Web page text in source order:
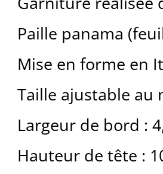
Paille panama
Mise en forme en
Taille ajustable au
Largeur de bord :
Hauteur de tête :